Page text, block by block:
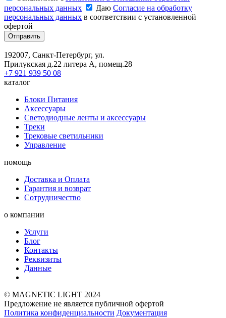
персональных данных
Даю Согласие на обработку
персональных данных в соответствии с установленной
офертой
Отправить
192007, Санкт-Петербург, ул.
Прилукская д.22 литера А, помещ.28
+7 921 939 50 08
каталог
Блоки Питания
Аксессуары
Светодиодные ленты и аксессуары
Треки
Трековые светильники
Управление
помощь
Доставка и Оплата
Гарантия и возврат
Сотрудничество
о компании
Услуги
Блог
Контакты
Реквизиты
Данные
© MAGNETIC LIGHT 2024
Предложение не является публичной офертой
Политика конфиденциальности Документация